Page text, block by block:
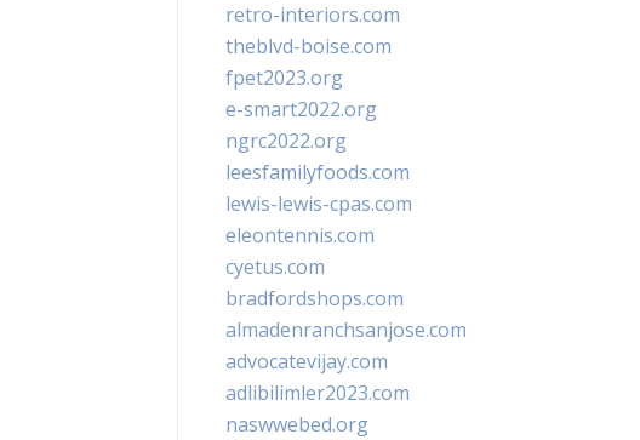
retro-interiors.com
theblvd-boise.com
fpet2023.org
e-smart2022.org
ngrc2022.org
leesfamilyfoods.com
lewis-lewis-cpas.com
eleontennis.com
cyetus.com
bradfordshops.com
almadenranchsanjose.com
advocatevijay.com
adlibilimler2023.com
naswwebed.org